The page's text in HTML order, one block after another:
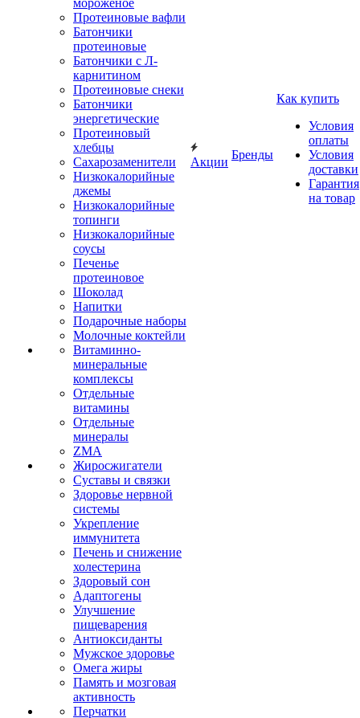
мороженое
Протеиновые вафли
Батончики
протеиновые
Батончики с Л-
карнитином
Протеиновые снеки
Батончики
энергетические
Протеиновый
хлебцы
Сахарозаменители
Низкокалорийные
джемы
Низкокалорийные
топинги
Низкокалорийные
соусы
Печенье
протеиновое
Шоколад
Напитки
Подарочные наборы
Молочные коктейли
Витаминно-
минеральные
комплексы
Отдельные
витамины
Отдельные
минералы
ZMA
Жиросжигатели
Суставы и связки
Здоровье нервной
системы
Укрепление
иммунитета
Печень и снижение
холестерина
Здоровый сон
Адаптогены
Улучшение
пищеварения
Антиоксиданты
Мужское здоровье
Омега жиры
Память и мозговая
активность
Перчатки
Акции
Бренды
Как купить
Условия
оплаты
Условия
доставки
Гарантия
на товар